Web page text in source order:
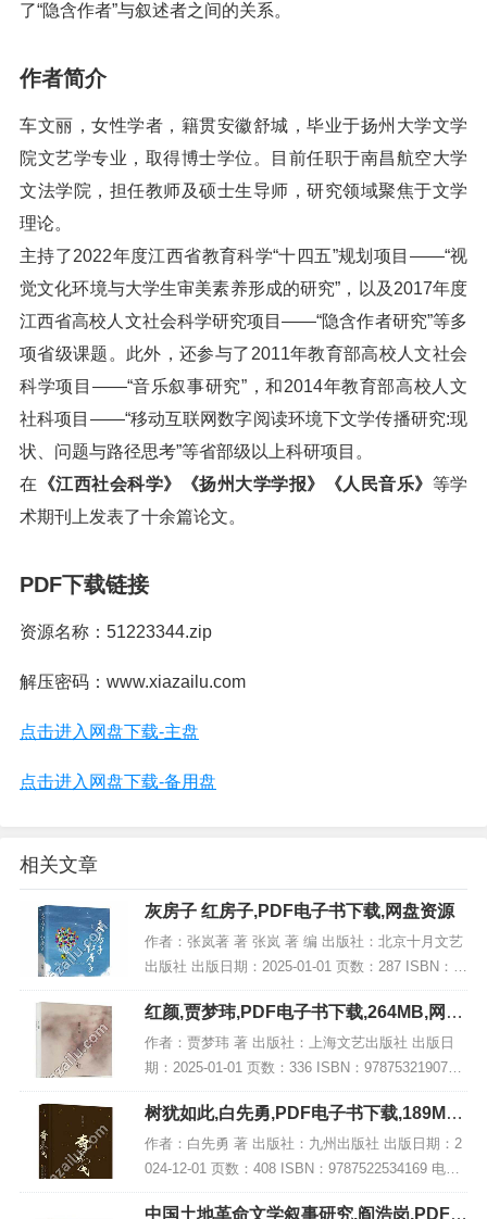
了“隐含作者”与叙述者之间的关系。
作者简介
车文丽，女性学者，籍贯安徽舒城，毕业于扬州大学文学
院文艺学专业，取得博士学位。目前任职于南昌航空大学
文法学院，担任教师及硕士生导师，研究领域聚焦于文学
理论。
主持了2022年度江西省教育科学“十四五”规划项目——“视
觉文化环境与大学生审美素养形成的研究”，以及2017年度
江西省高校人文社会科学研究项目——“隐含作者研究”等多
项省级课题。此外，还参与了2011年教育部高校人文社会
科学项目——“音乐叙事研究”，和2014年教育部高校人文
社科项目——“移动互联网数字阅读环境下文学传播研究:现
状、问题与路径思考”等省部级以上科研项目。
在 《江西社会科学》《扬州大学学报》《人民音乐》 等学
术期刊上发表了十余篇论文。
PDF下载链接
资源名称：51223344.zip
解压密码：www.xiazailu.com
点击进入网盘下载-主盘
点击进入网盘下载-备用盘
相关文章
灰房子 红房子,PDF电子书下载,网盘资源
作者：张岚著 著 张岚 著 编 出版社：北京十月文艺
出版社 出版日期：2025-01-01 页数：287 ISBN：9
787530224533 电子书大小：215MB [高清扫描版P
DF格式]...
红颜,贾梦玮,PDF电子书下载,264MB,网盘
资源
作者：贾梦玮 著 出版社：上海文艺出版社 出版日
期：2025-01-01 页数：336 ISBN：9787532190751
电子书大小：264MB [高清扫描版PDF格式] 内容简
介 在历...
树犹如此,白先勇,PDF电子书下载,189MB,
网盘资源
作者：白先勇 著 出版社：九州出版社 出版日期：2
024-12-01 页数：408 ISBN：9787522534169 电子
书大小：189MB [高清扫描版PDF格式] 内容简介
中国土地革命文学叙事研究,阎浩岗,PDF电